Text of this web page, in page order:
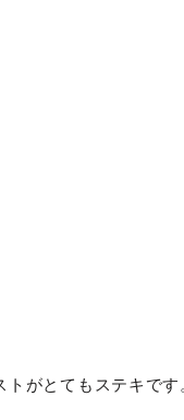
がとてもステキです